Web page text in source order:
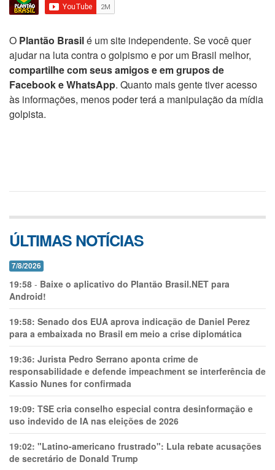
O Plantão Brasilé um site independente. Se você quer
ajudar na luta contra o golpismo e por um Brasil melhor,
compartilhe com seus amigos e em grupos de
Facebook e WhatsApp. Quanto mais gente tiver acesso
às informações, menos poder terá a manipulação da mídia
golpista.
ÚLTIMAS NOTÍCIAS
7/8/2026
19:58 - Baixe o aplicativo do Plantão Brasil.NET para
Android!
19:58: Senado dos EUA aprova indicação de Daniel Perez
para a embaixada no Brasil em meio a crise diplomática
19:36: Jurista Pedro Serrano aponta crime de
responsabilidade e defende impeachment se interferência de
Kassio Nunes for confirmada
19:09: TSE cria conselho especial contra desinformação e
uso indevido de IA nas eleições de 2026
19:02: "Latino-americano frustrado": Lula rebate acusações
de secretário de Donald Trump